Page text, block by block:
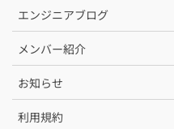
エンジニアブログ
メンバー紹介
お知らせ
利用規約